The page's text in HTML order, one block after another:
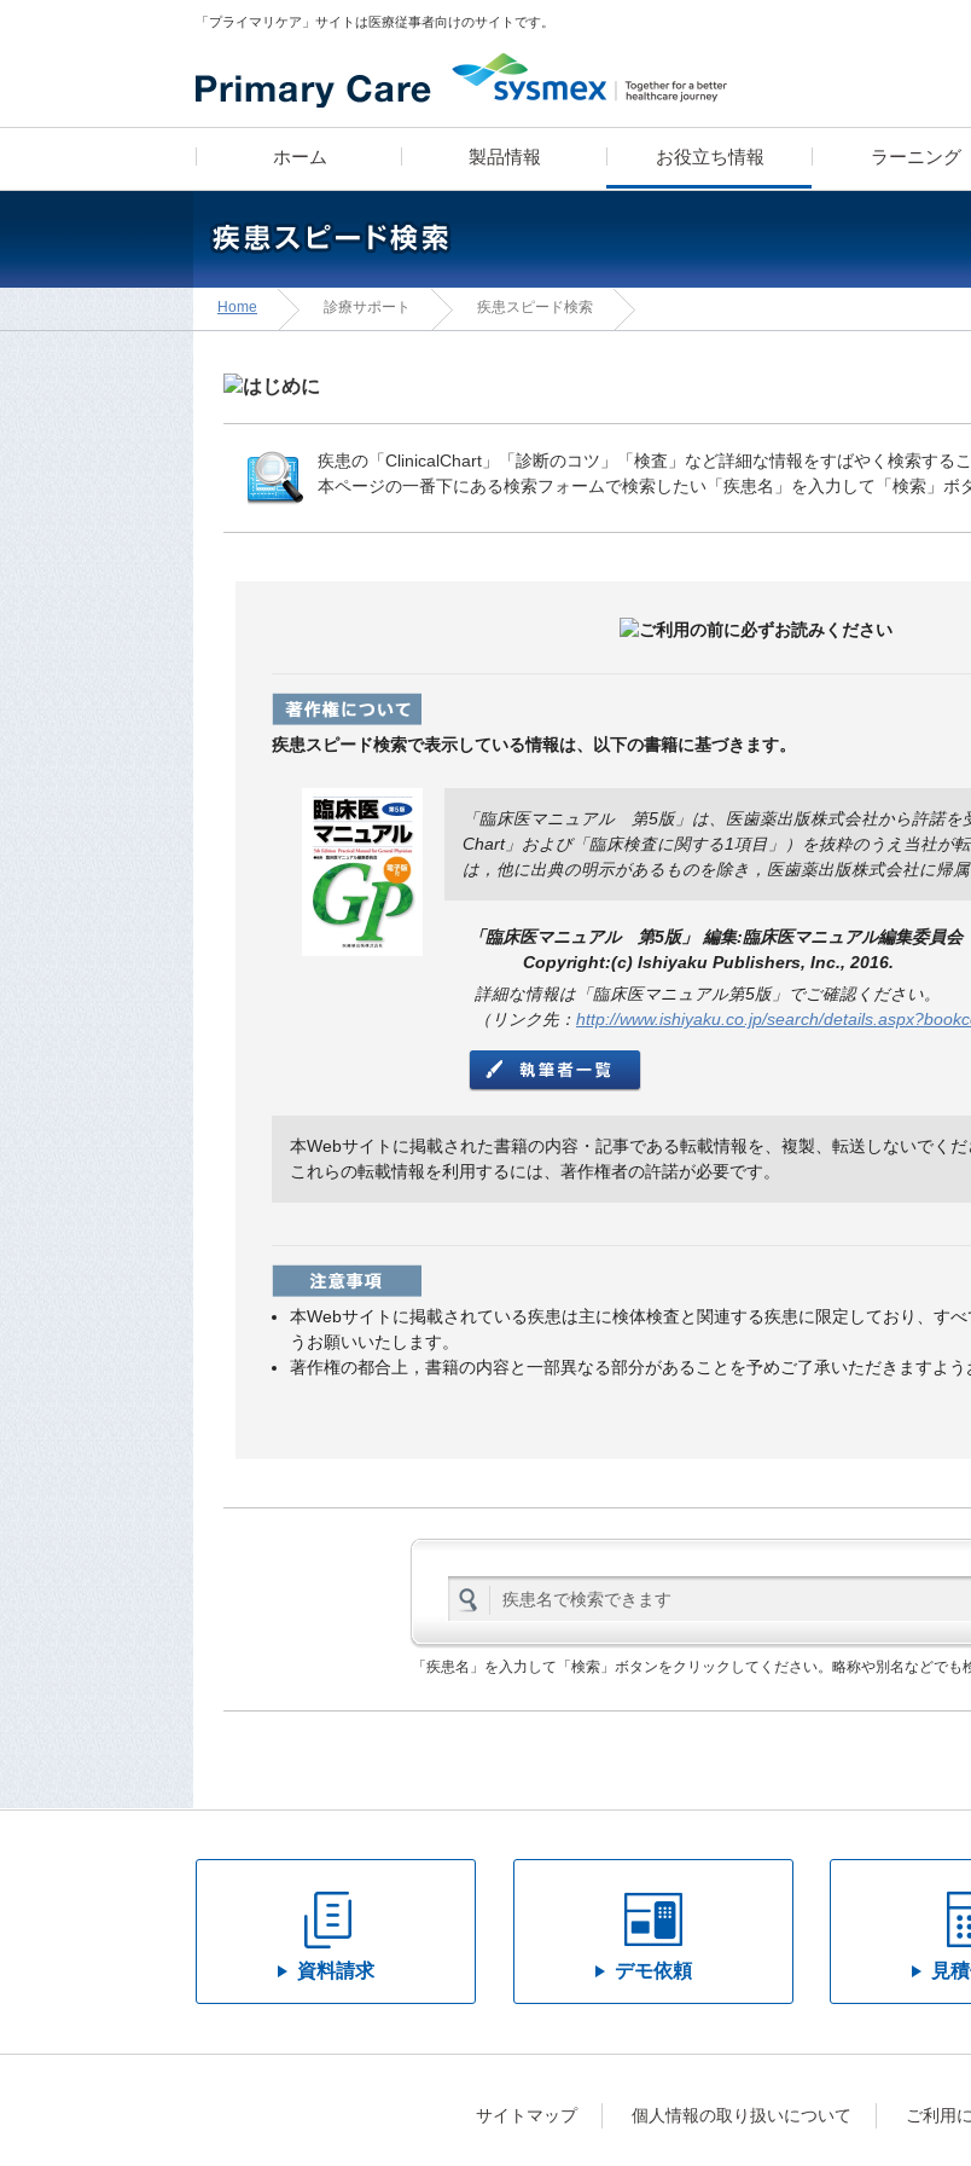
「プライマリケア」サイトは医療従事者向けのサイトです。
ホーム 製品情報
製品ラインナップ 血算装置の導入をお考えの方へ
お役立ち情報
疾患スピード検索 疾患別検査セットライブラリー
ラーニング
漫画コンテンツ 学べる検査知識クイズ
医師のフィロソフィ
医師 宮田俊男に学ぶ
漫画コンテンツ・クイズコン
テンツでお馴染み！高橋はく
Home 診療サポート 疾患スピード検索
疾患の「ClinicalChart」「診断のコツ」「検査」など詳細な情報をすばやく検索するこ
本ページの一番下にある検索フォームで検索したい「疾患名」を入力して「検索」ボ
疾患スピード検索で表示している情報は、以下の書籍に基づきます。
「臨床医マニュアル 第5版」は、医歯薬出版株式会社から許諾
Chart」および「臨床検査に関する1項目」）を抜粋のうえ当社が
は，他に出典の明示があるものを除き，医歯薬出版株式会社に帰属
「臨床医マニュアル 第5版」 編集:臨床医マニュアル編集委員会
Copyright:(c) Ishiyaku Publishers, Inc., 2016.
詳細な情報は「臨床医マニュアル第5版」でご確認ください。
（リンク先： http://www.ishiyaku.co.jp/search/
本Webサイトに掲載された書籍の内容・記事である転載情報を、複製、転送しないでくだ
これらの転載情報を利用するには、著作権者の許諾が必要です。
本Webサイトに掲載されている疾患は主に検体検査と関連する疾患に限定しており、す
うお願いいたします。
著作権の都合上，書籍の内容と一部異なる部分があることを予めご了承いただきますよう
「疾患名」を入力して「検索」ボタンをクリックしてください。略称や別名などでも
資料請求 デモ依頼 見
サイトマップ 個人情報の取り扱いについて ご利用